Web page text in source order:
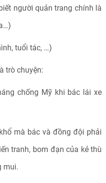
người quản trang chính là
tuổi tác, …)
trò chuyện:
chống Mỹ khi bác lái xe
mà bác và đồng đội phải
tranh, bom đạn của kẻ thù
mui.